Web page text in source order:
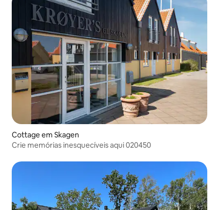
Cottage em Skagen
Crie memórias inesquecíveis aqui 020450